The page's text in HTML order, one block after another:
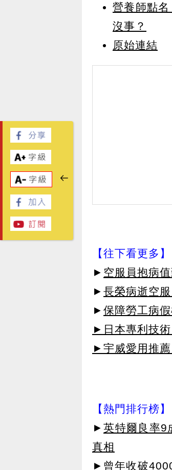
營養師點
沒事？
原始連結
【往下看更多】
► 空服員抱病
► 長榮病逝空
► 保障勞工病
►日本專利技
►宇威愛用推
【熱門排行榜】
► 英特爾良率9
真相
► 曾年收破